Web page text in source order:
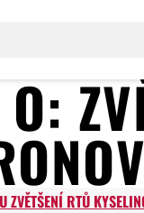
O:
ZVĚTŠENÍ RTŮ